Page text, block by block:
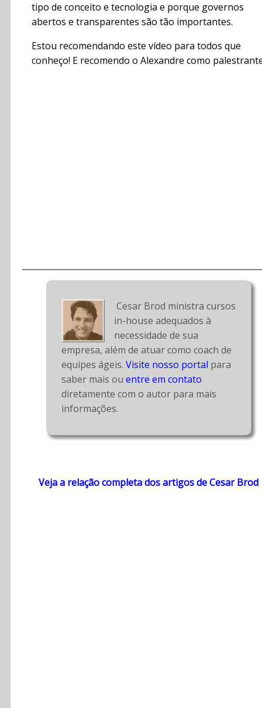
tipo de conceito e tecnologia e porque governos
abertos e transparentes são tão importantes.
Estou recomendando este vídeo para todos que
conheço! E recomendo o Alexandre como
Cesar Brod ministra cursos
in-house adequados à
necessidade de sua
empresa, além de atuar como coach de
equipes ágeis. Visite nosso portal para
saber mais ou entre em contato
diretamente com o autor para mais
informações.
Veja a relação completa dos artigos de Cesar Brod